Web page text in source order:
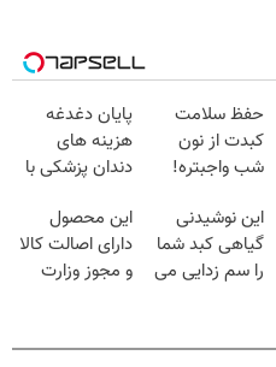
حفظ سلامت
کبدت از نون
شب واجبتره!
پایان دغدغه
هزینه های
دندان پزشکی با
خانگی
این نوشیدنی
گیاهی کبد شما
را سم زدایی می
این محصول
دارای اصالت کالا
و مجوز وزارت